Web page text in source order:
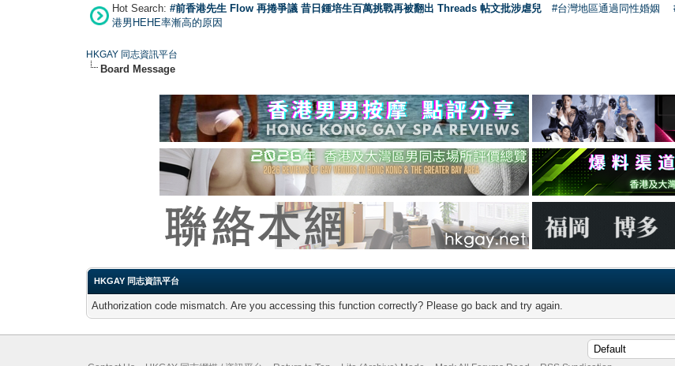
Hot Search: #前香港先生 Flow 再捲爭議 昔日鍾培生百萬挑戰再被翻出 Threads 帖文批涉虐兒 #台灣地區通過同性婚姻
港男HEHE率漸高的原因
HKGAY 同志資訊平台
Board Message
HKGAY 同志資訊平台
Authorization code mismatch. Are you accessing this function correctly? Please go back and try again.